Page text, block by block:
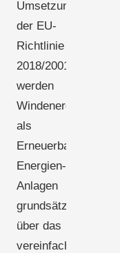
Umsetzung
der EU-
Richtlinie
2018/2001
werden
Windenergieanlagen
als
Erneuerbare-
Energien-
Anlagen
grundsätzlich
über das
vereinfachte